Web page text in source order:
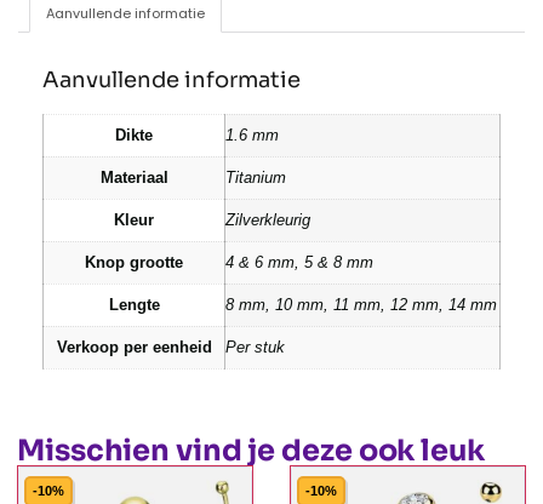
Aanvullende informatie
Aanvullende informatie
Dikte 1.6 mm
Materiaal Titanium
Kleur Zilverkleurig
Knop grootte 4 & 6 mm, 5 & 8 mm
Lengte 8 mm, 10 mm, 11 mm, 12 mm, 14 mm
Verkoop per eenheid Per stuk
Misschien vind je deze ook leuk
-10% -10%